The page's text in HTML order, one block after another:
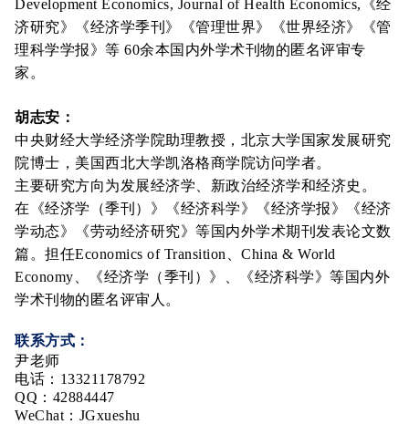
Development Economics, Journal of Health Economics,《经
济研究》《经济学季刊》《管理世界》《世界经济》《管
理科学学报》等 60余本国内外学术刊物的匿名评审专
家。
胡志安：
中央财经大学经济学院助理教授，北京大学国家发展研究
院博士，美国西北大学凯洛格商学院访问学者。
主要研究方向为发展经济学、新政治经济学和经济史。
在《经济学（季刊）》《经济科学》《经济学报》《经济
学动态》《劳动经济研究》等国内外学术期刊发表论文数
篇。担任Economics of Transition、China & World
Economy、《经济学（季刊）》、《经济科学》等国内外
学术刊物的匿名评审人。
联系方式：
尹老师
电话：13321178792
QQ：42884447
WeChat：JGxueshu